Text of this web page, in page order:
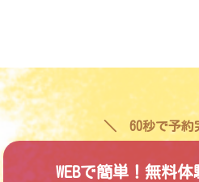
60秒で予約
WEBで簡単！無料